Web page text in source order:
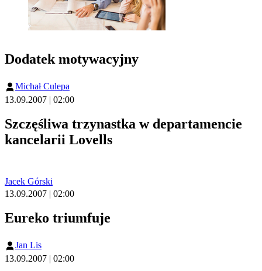
Dodatek motywacyjny
Michał Culepa
13.09.2007 | 02:00
Szczęśliwa trzynastka w departamencie
kancelarii Lovells
Jacek Górski
13.09.2007 | 02:00
Eureko triumfuje
Jan Lis
13.09.2007 | 02:00